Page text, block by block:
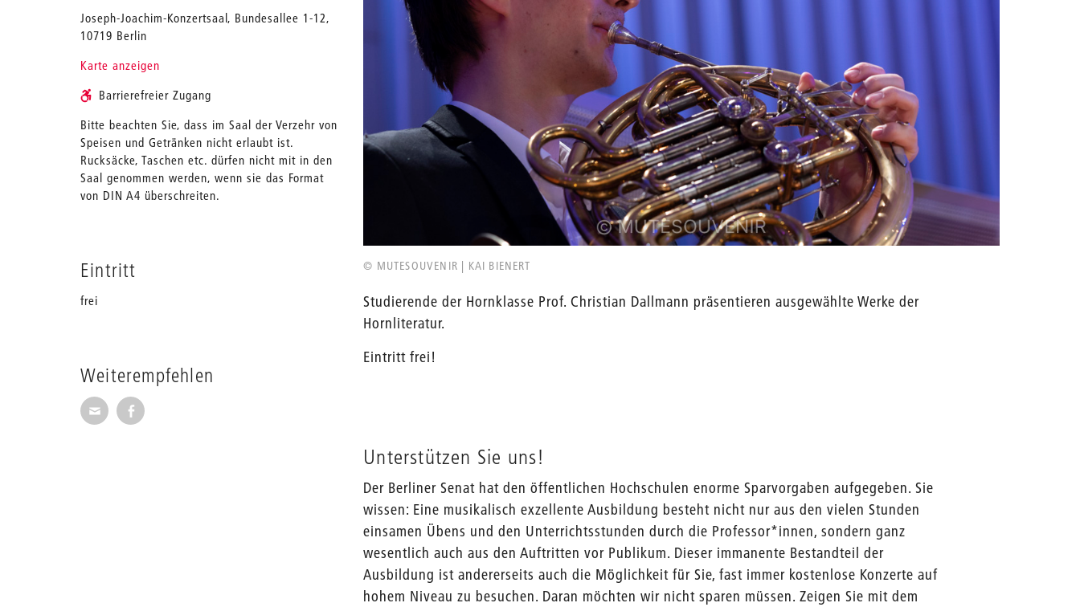
Joseph-Joachim-Konzertsaal, Bundesallee 1-12,
10719 Berlin
Karte anzeigen
Barrierefreier Zugang
Bitte beachten Sie, dass im Saal der Verzehr von
Speisen und Getränken nicht erlaubt ist.
Rucksäcke, Taschen etc. dürfen nicht mit in den
Saal genommen werden, wenn sie das Format
von DIN A4 überschreiten.
Eintritt
frei
Weiterempfehlen
Seite per E-Mail weiterempfehlen
Seite auf Facebook weiterempfehlen
© MUTESOUVENIR | KAI BIENERT
Studierende der Hornklasse Prof. Christian Dallmann präsentieren ausgewählte Werke der
Hornliteratur.
Eintritt frei!
Unterstützen Sie uns!
Der Berliner Senat hat den öffentlichen Hochschulen enorme Sparvorgaben aufgegeben. Sie
wissen: Eine musikalisch exzellente Ausbildung besteht nicht nur aus den vielen Stunden
einsamen Übens und den Unterrichtsstunden durch die Professor*innen, sondern ganz
wesentlich auch aus den Auftritten vor Publikum. Dieser immanente Bestandteil der
Ausbildung ist andererseits auch die Möglichkeit für Sie, fast immer kostenlose Konzerte auf
hohem Niveau zu besuchen. Daran möchten wir nicht sparen müssen. Zeigen Sie mit dem